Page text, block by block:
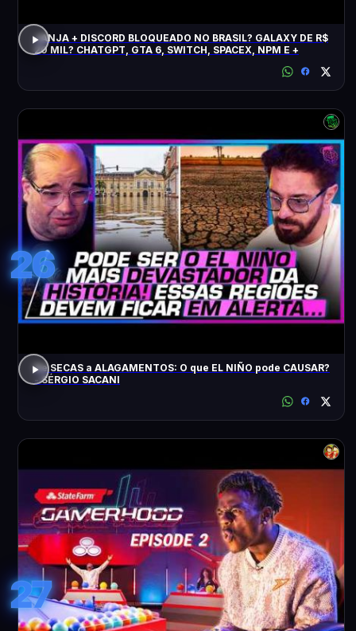
JANJA + DISCORD BLOQUEADO NO BRASIL? GALAXY DE R$
20 MIL? CHATGPT, GTA 6, SWITCH, SPACEX, NPM E +
26
De SECAS a ALAGAMENTOS: O que EL NIÑO pode CAUSAR?
- SÉRGIO SACANI
27